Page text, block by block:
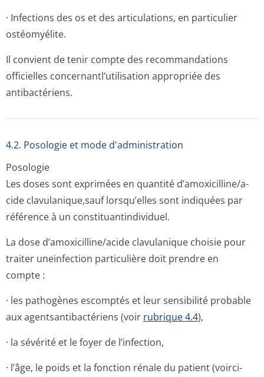
· Infections des os et des articulations, en particulier
ostéomyélite.
Il convient de tenir compte des recommandations
officielles concernantl’u­tilisation appropriée des
antibactériens.
4.2. Posologie et mode d'administration
Posologie
Les doses sont exprimées en quantité d’amoxicilline/a­
cide clavulanique,sauf lorsqu’elles sont indiquées par
référence à un constituantin­dividuel.
La dose d’amoxicilline/a­cide clavulanique choisie pour
traiter uneinfection particulière doit prendre en
compte :
· les pathogènes escomptés et leur sensibilité probable
aux agentsantibac­tériens (voir rubrique 4.4),
· la sévérité et le foyer de l’infection,
· l’âge, le poids et la fonction rénale du patient (voirci-